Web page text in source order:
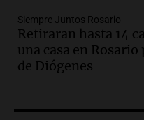
Viva la Radio Rosario
Episodios
Audio.
Episodios
Siempre Juntos Rosario
Retiraran hasta 14
una casa en
de Diógenes